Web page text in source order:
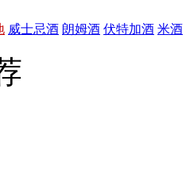
威士忌酒 朗姆酒 伏特加酒 米酒